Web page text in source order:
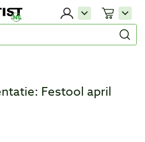
Festool april